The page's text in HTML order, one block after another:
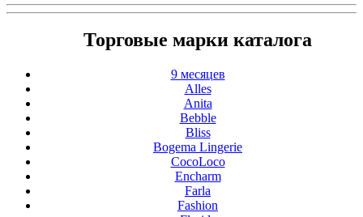
Торговые марки каталога
9 месяцев
Alles
Anita
Bebble
Bliss
Bogema Lingerie
CocoLoco
Encharm
Farla
Fashion